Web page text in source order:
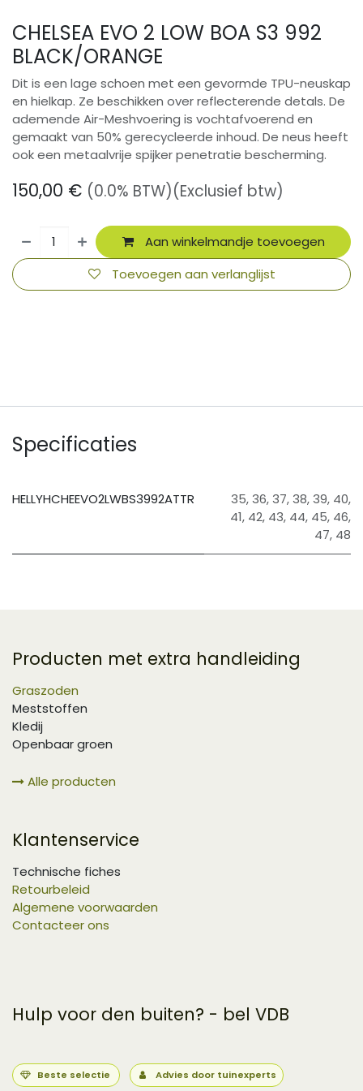
CHELSEA EVO 2 LOW BOA S3 992
BLACK/ORANGE
Dit is een lage schoen met een gevormde TPU-neuskap
en hielkap. Ze beschikken over reflecterende detals. De
ademende Air-Meshvoering is vochtafvoerend en
gemaakt van 50% gerecycleerde inhoud. De neus heeft
ook een metaalvrije spijker penetratie bescherming.
150,00 € (0.0% BTW)(Exclusief btw)
Aan winkelmandje toevoegen
Toevoegen aan verlanglijst
Specificaties
HELLYHCHEEVO2LWBS3992ATTR 35,36,37,38,39, 40,
41, 42, 43, 44, 45, 46,
47, 48
Producten met extra handleiding
Graszoden
Meststoffen
Kledij
Openbaar groen
Alle producten
Klantenservice
Technische fiches
Retourbeleid
Algemene voorwaarden
Contacteer ons
Hulp voor den buiten? - bel VDB
Beste selectie Advies door tuinexperts